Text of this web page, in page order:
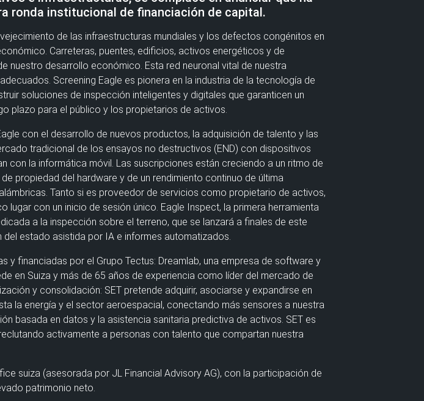
ronda institucional de financiación de capital.
de las infraestructuras mundiales y los defectos congénitos en
Carreteras, puentes, edificios, activos energéticos y de
nuestro desarrollo económico. Esta red neuronal vital de nuestra
Screening Eagle es pionera en la industria de la tecnología de
soluciones de inspección inteligentes y digitales que garanticen un
plazo para el público y los propietarios de activos.
con el desarrollo de nuevos productos, la adquisición de talento y las
tradicional de los ensayos no destructivos (END) con dispositivos
con la informática móvil. Las suscripciones están creciendo a un ritmo de
propiedad del hardware y de un rendimiento continuo de última
Tanto si es proveedor de servicios como propietario de activos,
con un inicio de sesión único. Eagle Inspect, la primera herramienta
a la inspección sobre el terreno, que se lanzará a finales de este
estado asistida por IA e informes automatizados.
y financiadas por el Grupo Tectus: Dreamlab, una empresa de software y
en Suiza y más de 65 años de experiencia como líder del mercado de
y consolidación: SET pretende adquirir, asociarse y expandirse en
la energía y el sector aeroespacial, conectando más sensores a nuestra
basada en datos y la asistencia sanitaria predictiva de activos. SET es
activamente a personas con talento que compartan nuestra
suiza (asesorada por JL Financial Advisory AG), con la participación de
patrimonio neto.